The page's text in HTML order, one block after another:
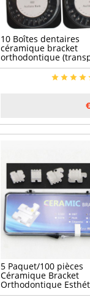
10 Boîtes dentaires
céramique bracket
orthodontique
monocristallin) 022
crochets 5 × 5
5 Paquet/100 pièces
Céramique Bracket
Orthodontique
ROTH 022 345 Hooks